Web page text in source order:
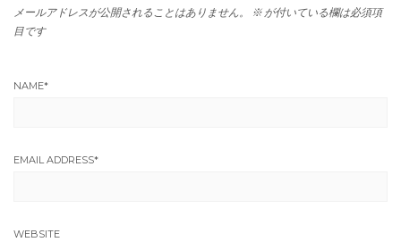
メールアドレスが公開されることはありません。 ※ が付いている欄は必須項
目です
NAME*
EMAIL ADDRESS*
WEBSITE